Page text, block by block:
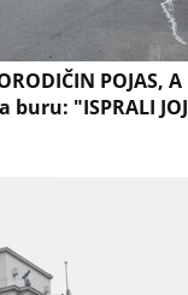
POJAS, A
buru: "ISPRALI JOJ